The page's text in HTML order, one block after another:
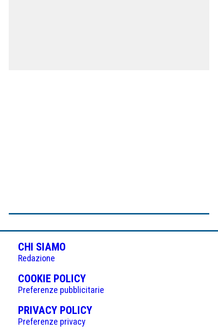
CHI SIAMO
Redazione
COOKIE POLICY(APRE
IN
UNA
NUOVA
Preferenze pubblicitarie
PRIVACY POLICY(APRE
Preferenze privacy